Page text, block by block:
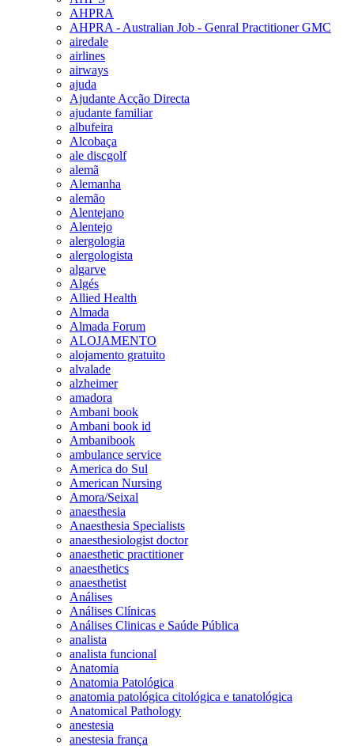
AHPRA
AHPRA - Australian Job - Genral Practitioner GMC
airedale
airlines
airways
ajuda
Ajudante Acção Directa
ajudante familiar
albufeira
Alcobaça
ale discgolf
alemã
Alemanha
alemão
Alentejano
Alentejo
alergologia
alergologista
algarve
Algés
Allied Health
Almada
Almada Forum
ALOJAMENTO
alojamento gratuito
alvalade
alzheimer
amadora
Ambani book
Ambani book id
Ambanibook
ambulance service
America do Sul
American Nursing
Amora/Seixal
anaesthesia
Anaesthesia Specialists
anaesthesiologist doctor
anaesthetic practitioner
anaesthetics
anaesthetist
Análises
Análises Clínicas
Análises Clinicas e Saúde Pública
analista
analista funcional
Anatomia
Anatomia Patológica
anatomia patológica citológica e tanatológica
Anatomical Pathology
anestesia
anestesia frança